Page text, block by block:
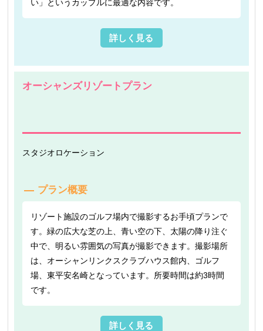
い」というカップルに最適な内容です。
詳しく見る
オーシャンズリゾートプラン
スタジオロケーション
プラン概要
リゾート施設のゴルフ場内で撮影するお手頃プランで
す。緑の広大な芝の上、青い空の下、太陽の降り注ぐ
中で、明るい雰囲気の写真が撮影できます。撮影場所
は、オーシャンリンクスクラブハウス館内、ゴルフ
場、東平安名崎となっています。所要時間は約3時間
です。
詳しく見る